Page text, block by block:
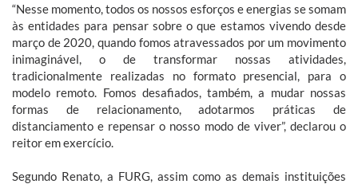
“Nesse momento, todos os nossos esforços e energias se somam
às entidades para pensar sobre o que estamos vivendo desde
março de 2020, quando fomos atravessados por um movimento
inimaginável, o de transformar nossas atividades,
tradicionalmente realizadas no formato presencial, para o
modelo remoto. Fomos desafiados, também, a mudar nossas
formas de relacionamento, adotarmos práticas de
distanciamento e repensar o nosso modo de viver”, declarou o
reitor em exercício.
Segundo Renato, a FURG, assim como as demais instituições